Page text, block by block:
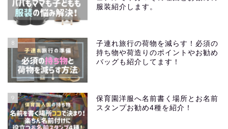
服装紹介します。
8
子連れ旅行の荷物を減らす！必須の
持ち物や荷造りのポイントやお勧め
バッグも紹介してます！
9
保育園洋服へ名前書く場所とお名前
スタンプお勧め4種を紹介！